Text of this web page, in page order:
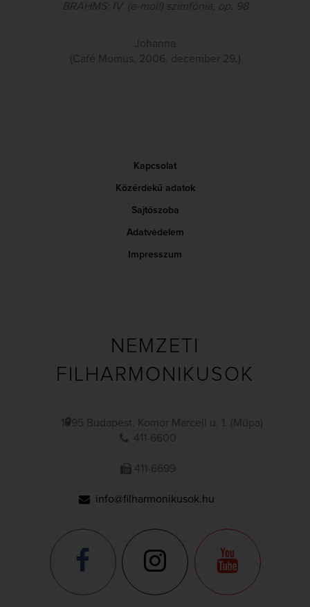
BRAHMS: IV. (e-moll) szimfónia, op. 98
Johanna
(Café Momus, 2006. december 29.)
Kapcsolat
Közérdekű adatok
Sajtószoba
Adatvédelem
Impresszum
NEMZETI
FILHARMONIKUSOK
1095 Budapest, Komor Marcell u. 1. (Müpa)
411-6600
411-6699
info@filharmonikusok.hu